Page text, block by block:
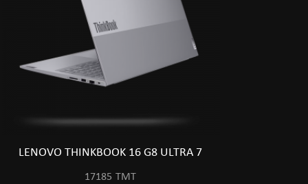
LENOVO THINKBOOK 16 G8 ULTRA 7
17185 TMT